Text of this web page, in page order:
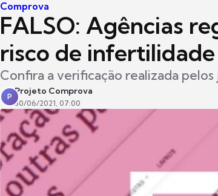
Comprova
FALSO: Agências
risco de
Confira a verificação realizada
P
Projeto Comprova
30/06/2021, 07:00